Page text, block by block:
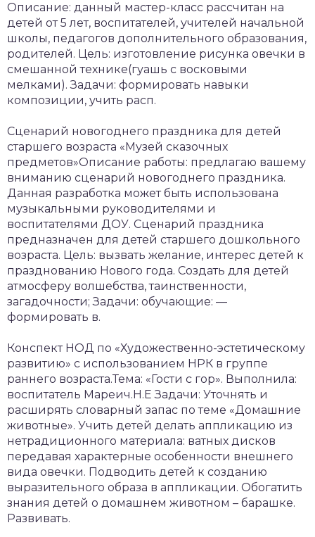
Описание: данный мастер-класс рассчитан на
детей от 5 лет, воспитателей, учителей начальной
школы, педагогов дополнительного образования,
родителей. Цель: изготовление рисунка овечки в
смешанной технике(гуашь с восковыми
мелками). Задачи: формировать навыки
композиции, учить расп.
Сценарий новогоднего праздника для детей
старшего возраста «Музей сказочных
предметов»Описание работы: предлагаю вашему
вниманию сценарий новогоднего праздника.
Данная разработка может быть использована
музыкальными руководителями и
воспитателями ДОУ. Сценарий праздника
предназначен для детей старшего дошкольного
возраста. Цель: вызвать желание, интерес детей к
празднованию Нового года. Создать для детей
атмосферу волшебства, таинственности,
загадочности; Задачи: обучающие: —
формировать в.
Конспект НОД по «Художественно-эстетическому
развитию» с использованием НРК в группе
раннего возраста.Тема: «Гости с гор». Выполнила:
воспитатель Мареич.Н.Е Задачи: Уточнять и
расширять словарный запас по теме «Домашние
животные». Учить детей делать аппликацию из
нетрадиционного материала: ватных дисков
передавая характерные особенности внешнего
вида овечки. Подводить детей к созданию
выразительного образа в аппликации. Обогатить
знания детей о домашнем животном – барашке.
Развивать.